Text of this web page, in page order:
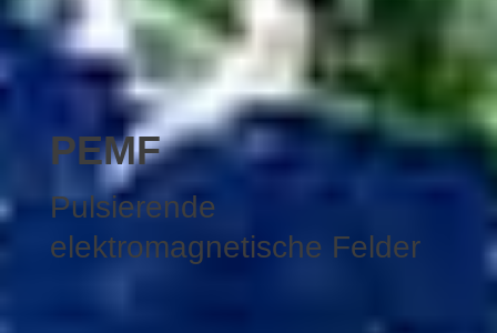
PEMF
Pulsierende
elektromagnetische Felder